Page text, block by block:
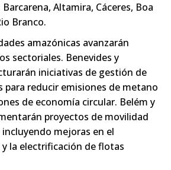
Altamira, Cáceres, Boa
Branco.
amazónicas avanzarán
sectoriales. Benevides y
iniciativas de gestión de
para reducir emisiones de metano
de economía circular. Belém y
proyectos de movilidad
mejoras en el
la electrificación de flotas